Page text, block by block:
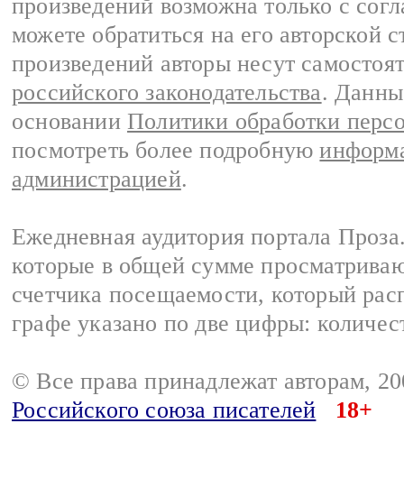
произведений возможна только с
можете обратиться на его авторской
произведений авторы несут
российского законодательства.
основании Политики обработки
посмотреть более подробную
администрацией.
Ежедневная аудитория портала
которые в общей сумме
счетчика посещаемости, который
графе указано по две цифры:
© Все права принадлежат авторам,
Российского союза писателей
18+